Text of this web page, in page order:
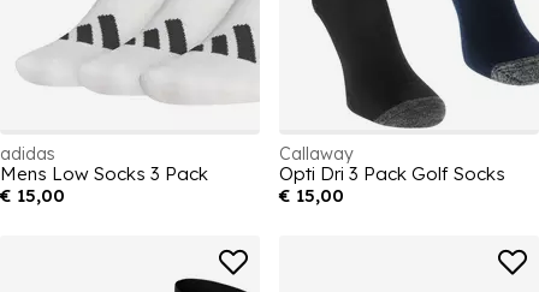
adidas
Mens Low Socks 3 Pack
€ 15,00
Callaway
Opti Dri 3 Pack Golf Socks
€ 15,00